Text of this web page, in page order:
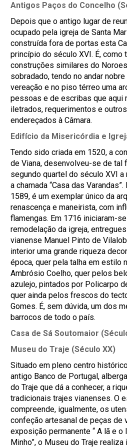
Antigos Paços do Concelho
Depois que o antigo lugar de
ocupado pela igreja de Santa
construída fora de portas esta
princípio do século XVI. É, como
construções similares do
sobradado, tendo no andar nobre
vereação e no piso térreo uma
pessoas e de escribas que aqui
iletrados, requerimentos e
endereçados à Câmara.
Edifício da Misericórdia e
Tendo sido criada em 1520, a
de Viana, desenvolveu-se de tal
segundo quartel do século XVI
a chamada “Casa das
1589, é um exemplar único da
renascença e maneirista, com
flamengas. Em 1716 iniciaram-
remodelação da igreja,
vianense Manuel Pinto de
interior uma grande riqueza
época, quer pela talha em estilo
Ambrósio Coelho, quer pelos
azulejo, pintados por Policarpo
quer ainda pelos frescos do
Gomes. É, sem dúvida, um dos
barrocos de todo o país.
Casa de Sá Soutomaior
Museu do Traje (Século XX)
Situado em pleno centro
antigo Banco de Portugal,
do Traje que dá a conhecer, a
tradicionais trajes vianenses. O
compreende, igualmente, os
confeção artesanal de peças de
exposição permanente “ A lã e o
Minho”, o Museu do Traje